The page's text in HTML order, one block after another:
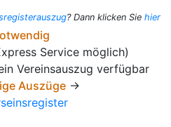
? Dann klicken Sie hier
Service möglich)
Vereinsauszug verfügbar
Auszüge →